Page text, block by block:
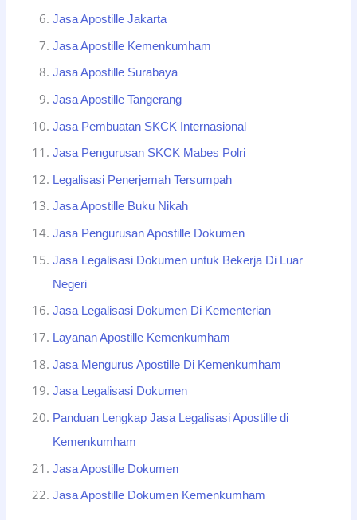
Jasa Apostille Jakarta
Jasa Apostille Kemenkumham
Jasa Apostille Surabaya
Jasa Apostille Tangerang
Jasa Pembuatan SKCK Internasional
Jasa Pengurusan SKCK Mabes Polri
Legalisasi Penerjemah Tersumpah
Jasa Apostille Buku Nikah
Jasa Pengurusan Apostille Dokumen
Jasa Legalisasi Dokumen untuk Bekerja Di Luar
Negeri
Jasa Legalisasi Dokumen Di Kementerian
Layanan Apostille Kemenkumham
Jasa Mengurus Apostille Di Kemenkumham
Jasa Legalisasi Dokumen
Panduan Lengkap Jasa Legalisasi Apostille di
Kemenkumham
Jasa Apostille Dokumen
Jasa Apostille Dokumen Kemenkumham